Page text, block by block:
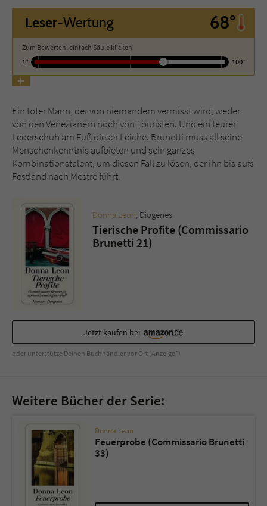
Leser-Wertung 68°
Zum Bewerten, einfach Säule klicken.
1°
100°
Ein toter Mann, der von niemandem vermisst wird, weder
von den Venezianern noch von Touristen. Und ein teurer
Lederschuh am Fuß dieser Leiche. Brunetti muss all seine
Menschenkenntnis aufbieten und sein ganzes
Kombinationstalent, um diesen Fall zu lösen, der ihn bis aufs
Festland nach Mestre führt.
Donna Leon, Diogenes
Tierische Profite (Commissario
Brunetti 21)
Jetzt kaufen bei
oder unterstütze Deinen Buchhändler vor Ort (Anzeige*)
Weitere Bücher der Serie:
Donna Leon
Feuerprobe (Commissario Brunetti
33)
Name tx_pwcomments_ahash
Anbieter Literatur-Couch Medien GmbH & Co. KG
Laufzeit
Zweck Cookie für Kommentare einzelner Buchtitel
Name fe_typo_user
Anbieter Literatur-Couch Medien GmbH & Co. KG
Zweck
Dieses Cookie gewährleistet die
Kommunikation der Webseite mit dem